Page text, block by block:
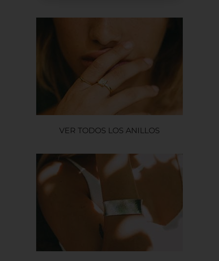
VER TODOS LOS ANILLOS